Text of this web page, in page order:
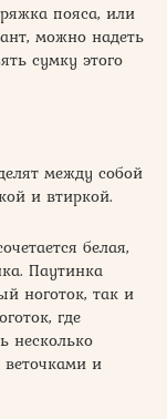
пояса, или
можно надеть
сумку этого
между собой
и втиркой.
белая,
Паутинка
ноготок, так и
где
несколько
веточками и